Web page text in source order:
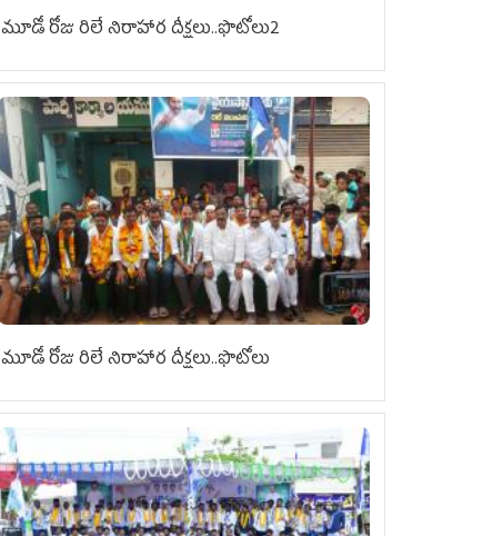
మూడో రోజు రిలే నిరాహార దీక్షలు..ఫొటోలు2
మూడో రోజు రిలే నిరాహార దీక్షలు..ఫొటోలు